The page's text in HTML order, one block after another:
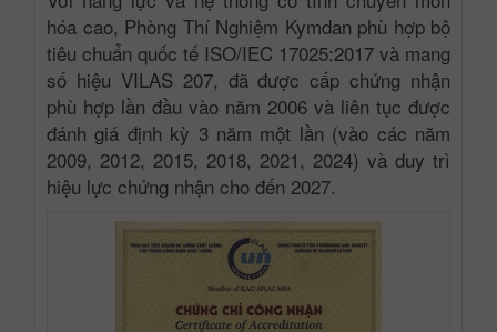
hóa cao, Phòng Thí Nghiệm Kymdan phù hợp bộ
tiêu chuẩn quốc tế ISO/IEC 17025:2017 và mang
số hiệu VILAS 207, đã được cấp chứng nhận
phù hợp lần đầu vào năm 2006 và liên tục được
đánh giá định kỳ 3 năm một lần (vào các năm
2009, 2012, 2015, 2018, 2021, 2024) và duy trì
hiệu lực chứng nhận cho đến 2027.